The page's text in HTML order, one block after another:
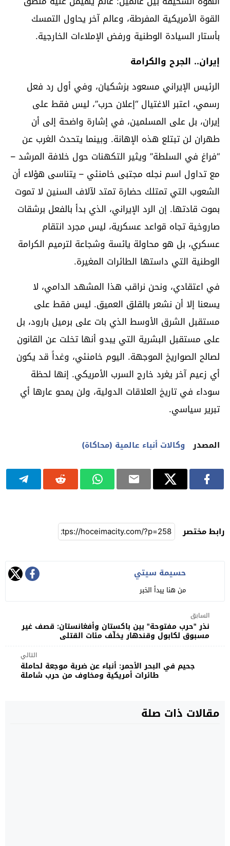
القوة الأمريكية المفرطة، وعالم آخر يحاول التمسك
بأستار السيادة الوطنية ورفض الإملاءات الخارجية.
إيران.. الجرح والكرامة
الرئيس الإيراني مسعود بزشكيان، وفي أول رد فعل
رسمي، اعتبر الاغتيال “إعلان حرب”، ليس فقط على
إيران، بل على المسلمين، في إشارة واضحة إلى أن
طهران لن تبتلع هذه الإهانة. وبينما يتحدث الغرب عن
“فراغ في السلطة” ويثير التكهنات حول خلافة المرشد –
مع تداول اسم نجله مجتبى خامنئي – يتناسى هؤلاء أن
الشعوب التي تمتلك حضارة تمتد لآلاف السنين لا تموت
بموت قادتها. إن الرد الإيراني، الذي بدأ بالفعل برشقات
صاروخية تجاه قواعد عسكرية، ليس مجرد انتقام
عسكري، بل هو محاولة يائسة وشجاعة لترميم الكرامة
الوطنية التي داستها الطائرات المغيرة.
في اعتقادي، ونحن نراقب هذا المشهد الدامي، لا
يسعنا إلا أن نشعر بالقلق العميق. ليس فقط على
مستقبل الشرق الأوسط الذي بات على برميل بارود، بل
على مستقبل البشرية التي يبدو أنها تخلت عن القانون
لصالح الصواريخ الموجهة. اليوم خامنئي، وغداً قد يكون
أي زعيم آخر يغرد خارج السرب الأمريكي. إنها لحظة
سوداء في تاريخ العلاقات الدولية، ولن يمحو عارها أي
تبرير سياسي.
المصدر وكالات أنباء عالمية (محاكاة)
رابط مختصر
حسيمة سيتي
من هنا يبدأ الخبر
السابق
نذر "حرب مفتوحة" بين باكستان وأفغانستان: قصف غير
مسبوق لكابول وقندهار يخلّف مئات القتلى
التالي
جحيم في البحر الأحمر: أنباء عن ضربة موجعة لحاملة
طائرات أمريكية ومخاوف من حرب شاملة
مقالات ذات صلة